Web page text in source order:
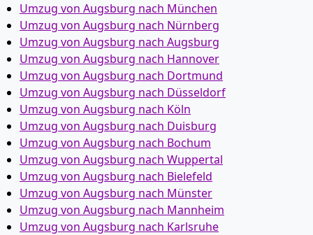
Umzug von Augsburg nach München
Umzug von Augsburg nach Nürnberg
Umzug von Augsburg nach Augsburg
Umzug von Augsburg nach Hannover
Umzug von Augsburg nach Dortmund
Umzug von Augsburg nach Düsseldorf
Umzug von Augsburg nach Köln
Umzug von Augsburg nach Duisburg
Umzug von Augsburg nach Bochum
Umzug von Augsburg nach Wuppertal
Umzug von Augsburg nach Bielefeld
Umzug von Augsburg nach Münster
Umzug von Augsburg nach Mannheim
Umzug von Augsburg nach Karlsruhe